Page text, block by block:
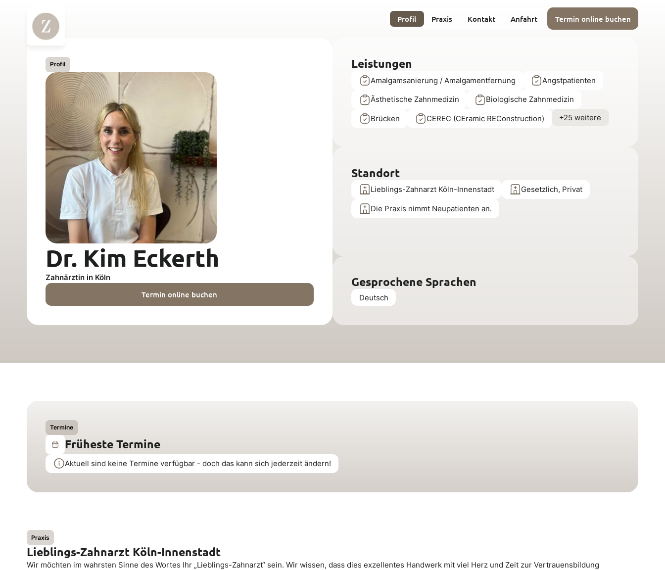
Profil Praxis Kontakt Anfahrt Termin online buchen
Profil
Dr. Kim Eckerth
Zahnärztin in Köln
Termin online buchen
Leistungen
Amalgamsanierung / Amalgamentfernung Angstpatienten
Ästhetische Zahnmedizin Biologische Zahnmedizin
Brücken CEREC (CEramic REConstruction) +25 weitere
Standort
Lieblings-Zahnarzt Köln-Innenstadt Gesetzlich, Privat
Die Praxis nimmt Neupatienten an.
Gesprochene Sprachen
Deutsch
Termine
Früheste Termine
Aktuell sind keine Termine verfügbar - doch das kann sich jederzeit ändern!
Praxis
Lieblings-Zahnarzt Köln-Innenstadt
Wir möchten im wahrsten Sinne des Wortes Ihr „Lieblings-Zahnarzt“ sein. Wir wissen, dass dies exzellentes Handwerk mit viel Herz und Zeit zur Vertrauensbildung